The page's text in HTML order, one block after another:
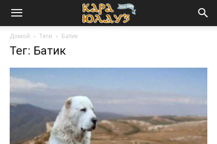
Домой Теги Батик
Тег: Батик